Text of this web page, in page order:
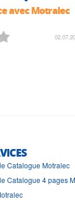
avec Motralec
Catalogue Motralec
Catalogue 4 pages